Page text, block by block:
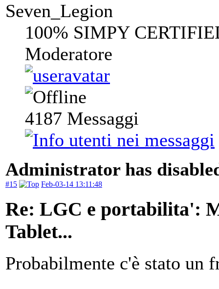
Seven_Legion
100% SIMPY
Moderatore
4187 Messaggi
Administrator has
#15 Feb-03-14 13:11:48
Re: LGC e portabilita':
Tablet...
Probabilmente c'è stato un